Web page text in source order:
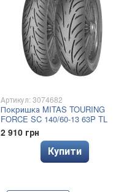
Артикул: 3074682
Покришка MITAS TOURING
FORCE SC 140/60-13 63P TL
2 910 грн
Купити